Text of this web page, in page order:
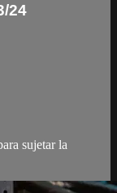
24
sujetar la